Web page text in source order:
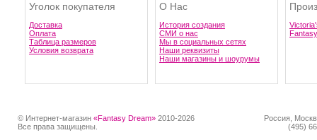
Уголок покупателя
Доставка
Оплата
Таблица размеров
Условия возврата
О Нас
История создания
СМИ о нас
Мы в социальных сетях
Наши реквизиты
Наши магазины и шоурумы
© Интернет-магазин «Fantasy Dream» 2010-2026
Все права защищены.
Россия,
(495)